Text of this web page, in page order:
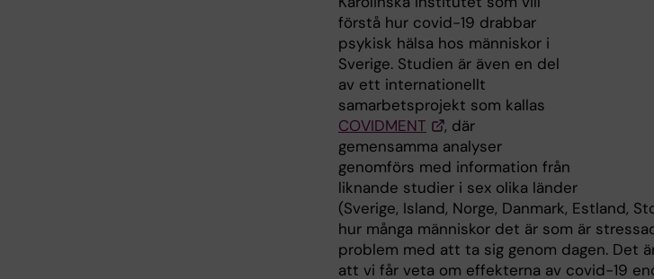
förstå hur covid-19 drabbar
psykisk hälsa hos människor i
Sverige. Studien är även en del
av ett internationellt
samarbetsprojekt som kallas
COVIDMENT
, där
gemensamma analyser
genomförs med information från
liknande studier i sex olika länder
(Sverige, Island, Norge, Danmark, Estland,
hur många människor det är som är
problem med att ta sig genom dagen. Det
att vi får veta om effekterna av covid-19